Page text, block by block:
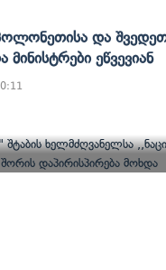
Და
Მინისტრები Ეწვევიან